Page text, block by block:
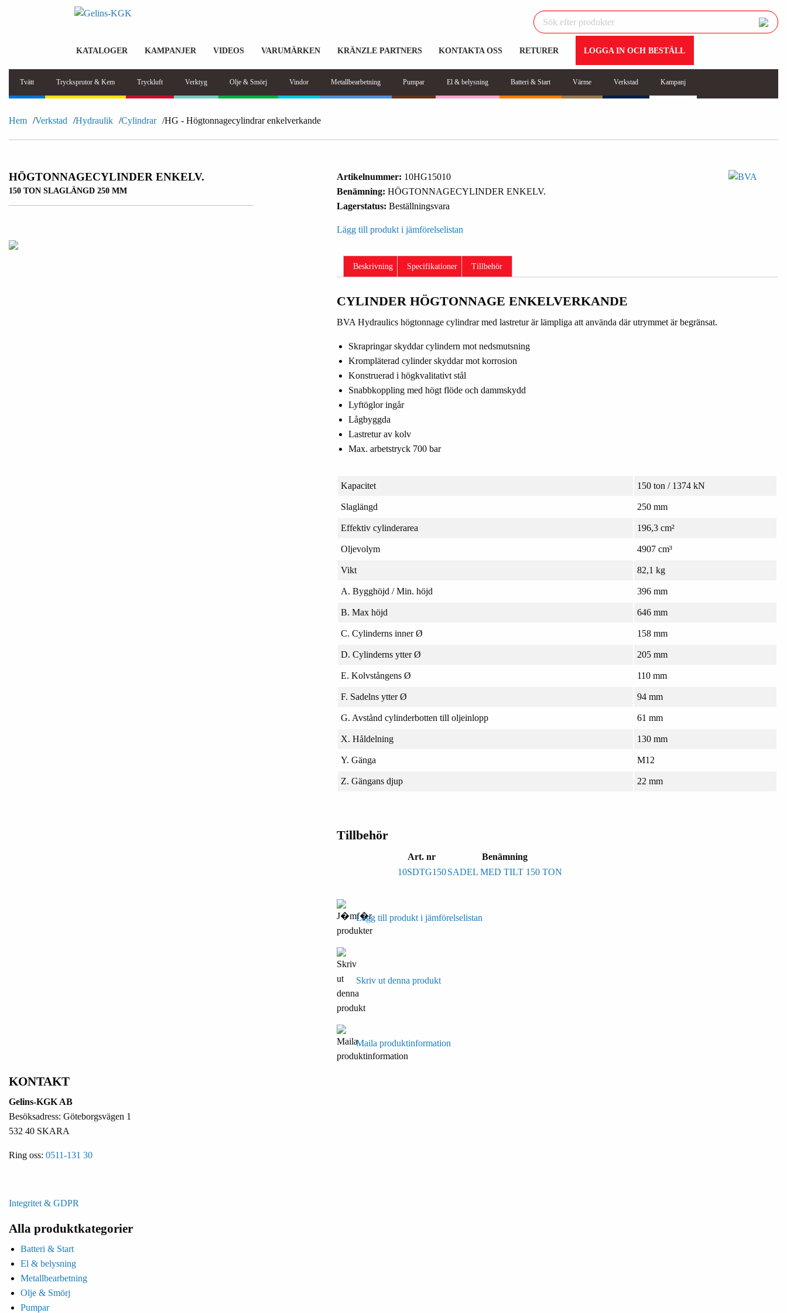
KATALOGER KAMPANJER VIDEOS VARUMÄRKEN KRÄNZLE PARTNERS KONTAKTA OSS RETURER LOGGA IN OCH BESTÄLL
Tvätt Trycksprutor & Kem Tryckluft Verktyg Olje & Smörj Vindor Metallbearbetning Pumpar El & belysning Batteri & Start Värme Verkstad Kampanj
Hem Verkstad Hydraulik Cylindrar HG - Högtonnagecylindrar enkelverkande
HÖGTONNAGECYLINDER ENKELV.
150 TON SLAGLÄNGD 250 MM
Artikelnummer: 10HG15010
Benämning: HÖGTONNAGECYLINDER ENKELV.
Lagerstatus: Beställningsvara
Lägg till produkt i jämförelselistan
Beskrivning Specifikationer Tillbehör
CYLINDER HÖGTONNAGE ENKELVERKANDE
BVA Hydraulics högtonnage cylindrar med lastretur är lämpliga att använda där utrymmet är begränsat.
Skrapringar skyddar cylindern mot nedsmutsning
Krompläterad cylinder skyddar mot korrosion
Konstruerad i högkvalitativt stål
Snabbkoppling med högt flöde och dammskydd
Lyftöglor ingår
Lågbyggda
Lastretur av kolv
Max. arbetstryck 700 bar
Kapacitet 150 ton / 1374 kN
Slaglängd 250 mm
Effektiv cylinderarea 196,3 cm²
Oljevolym 4907 cm³
Vikt 82,1 kg
A. Bygghöjd / Min. höjd 396 mm
B. Max höjd 646 mm
C. Cylinderns inner Ø 158 mm
D. Cylinderns ytter Ø 205 mm
E. Kolvstångens Ø 110 mm
F. Sadelns ytter Ø 94 mm
G. Avstånd cylinderbotten till oljeinlopp 61 mm
X. Håldelning 130 mm
Y. Gänga M12
Z. Gängans djup 22 mm
Tillbehör
Art. nr
Benämning
10SDTG150SADEL MED TILT 150 TON
Lägg till produkt i jämförelselistan
Skriv ut denna produkt
Maila produktinformation
KONTAKT
Gelins-KGK AB
Besöksadress: Göteborgsvägen 1
532 40 SKARA
Ring oss: 0511-131 30
Integritet & GDPR
Alla produktkategorier
Batteri & Start
El & belysning
Metallbearbetning
Olje & Smörj
Pumpar